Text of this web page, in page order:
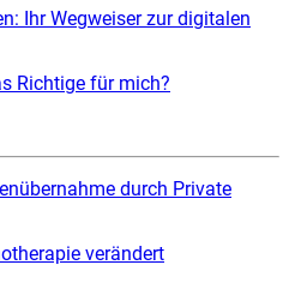
Ihr Wegweiser zur digitalen
Richtige für mich?
durch Private
verändert